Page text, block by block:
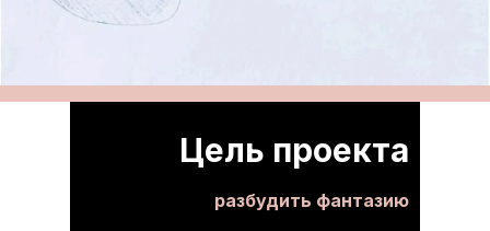
разбудить фантазию
Цель проекта